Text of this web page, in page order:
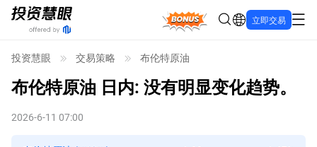
Bonus 立即交易
投资慧眼 交易策略 布伦特原油
布伦特原油 日内: 没有明显变化趋势。
2026-6-11 07:00